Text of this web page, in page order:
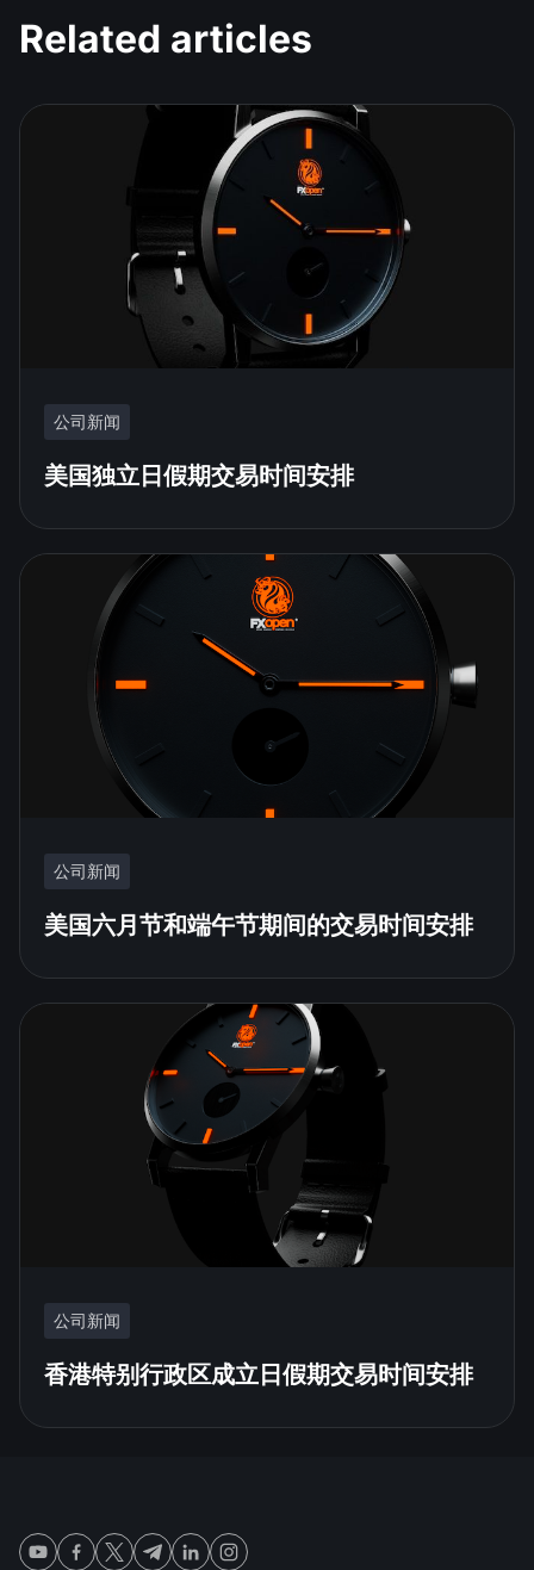
Related articles
公司新闻
美国独立日假期交易时间安排
公司新闻
美国六月节和端午节期间的交易时间安排
公司新闻
香港特别行政区成立日假期交易时间安排